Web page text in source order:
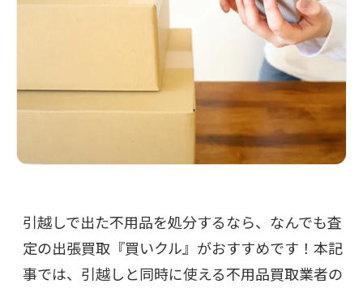
引越しで出た不用品を処分するなら、なんでも査
定の出張買取『買いクル』がおすすめです！本記
事では、引越しと同時に使える不用品買取業者の